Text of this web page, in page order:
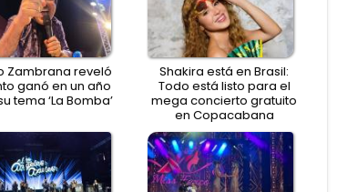
Zambrana reveló
ganó en un año
tema ‘La Bomba’
Shakira está en Brasil:
Todo está listo para el
mega concierto gratuito
en Copacabana